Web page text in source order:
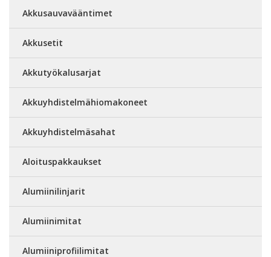
Akkusauvavääntimet
Akkusetit
Akkutyökalusarjat
Akkuyhdistelmähiomakoneet
Akkuyhdistelmäsahat
Aloituspakkaukset
Alumiinilinjarit
Alumiinimitat
Alumiiniprofiilimitat